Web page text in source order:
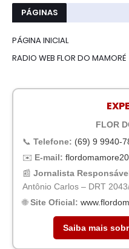
PÁGINAS
PÁGINA INICIAL
RADIO WEB FLOR DO MAMORÉ
FLOR
📞 Telefone: (69) 9 9940-
✉️ E-mail:
📰 Jornalista
Antônio Carlos – DRT
🌐Site Oficial:
Saiba mais